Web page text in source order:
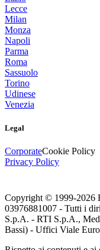
Lecce
Milan
Monza
Napoli
Parma
Roma
Sassuolo
Torino
Udinese
Venezia
Legal
CorporateCookie Policy
Privacy Policy
Copyright © 1999-2026
03976881007 - Tutti i
S.p.A. - RTI S.p.A.,
Bassi) - Uffici Viale